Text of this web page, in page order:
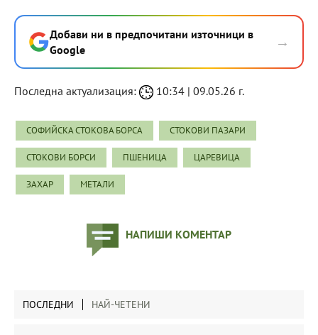
Добави ни в предпочитани източници в
Google
→
Последна актуализация: 10:34 | 09.05.26 г.
СОФИЙСКА СТОКОВА БОРСА СТОКОВИ ПАЗАРИ
СТОКОВИ БОРСИ ПШЕНИЦА ЦАРЕВИЦА
ЗАХАР МЕТАЛИ
НАПИШИ КОМЕНТАР
ПОСЛЕДНИ НАЙ-ЧЕТЕНИ